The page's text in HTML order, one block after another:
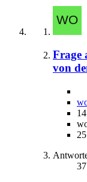
Frage
von
37